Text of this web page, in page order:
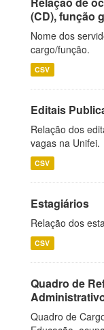
(CD), função
Nome dos
cargo/função.
CSV
Editais
Relação dos
vagas na Unifei.
CSV
Estagiários
Relação dos
CSV
Quadro de
Quadro de